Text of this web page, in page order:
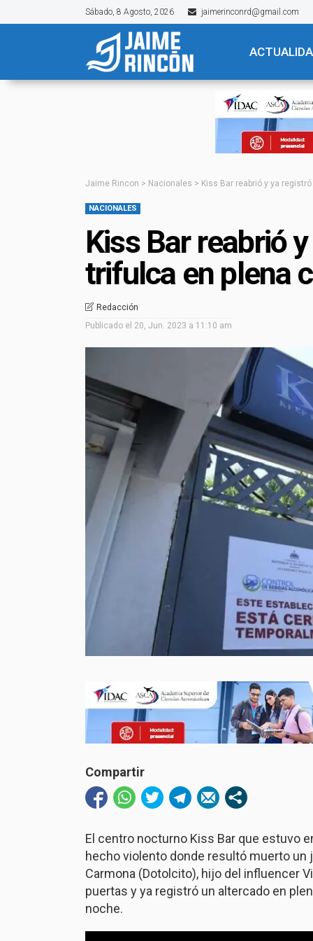
Sábado, 8 Agosto, 2026 jaimerinconrd@gmail.com
Jaime Rincon > Nacionales > Kiss Bar reabrió y ya
NACIONALES
Kiss Bar reabrió
trifulca en plena
Redacción
Publicado el 20, Jun. 2023 a 11:10 am
Compartir
El centro nocturno Kiss Bar que estuvo
hecho violento donde resultó muerto un
Carmona (Dotolcito), hijo del influencer
puertas y ya registró un altercado en
noche.